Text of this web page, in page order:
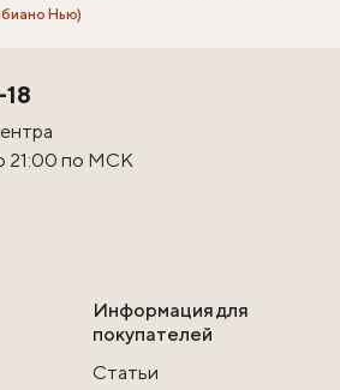
Нью)
21:00 по МСК
Информация для
покупателей
Статьи